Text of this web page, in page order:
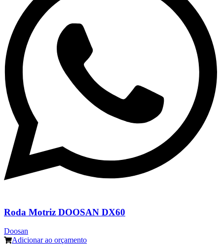
Roda Motriz DOOSAN DX60
Doosan
Adicionar ao orçamento